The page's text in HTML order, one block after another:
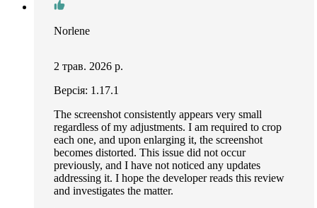
Norlene
2 трав. 2026 р.
Версія: 1.17.1
The screenshot consistently appears very small
regardless of my adjustments. I am required to crop
each one, and upon enlarging it, the screenshot
becomes distorted. This issue did not occur
previously, and I have not noticed any updates
addressing it. I hope the developer reads this review
and investigates the matter.